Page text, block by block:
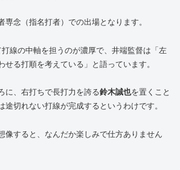
専念（指名打者）での出場となります。
線の中軸を担うのが濃厚で、井端監督は「左
せる打順を考えている」と語っています。
に、右打ちで長打力を誇る鈴木誠也を置くこと
途切れない打線が完成するというわけです。
像すると、なんだか楽しみで仕方ありません